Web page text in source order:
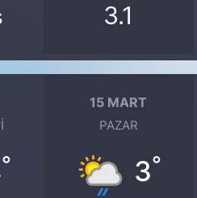
3.1
°
15 MART
PAZAR
3°